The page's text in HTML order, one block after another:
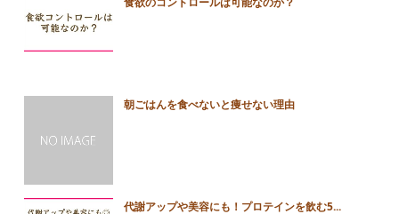
朝ごはんを食べないと痩せない理由
代謝アップや美容にも！プロテインを飲む5...